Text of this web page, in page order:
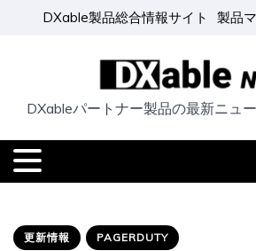
DXable製品総合情報サイト 製品
DXableパートナー製品の最新ニュ
更新情報 PAGERDUTY